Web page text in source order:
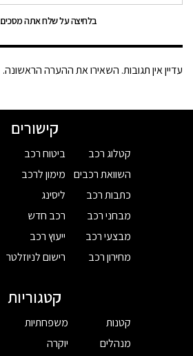
בלחיצה על שלח אתה מסכים
עדיין אין תגובות. השאירו את ההערה הראשונה.
קישורים
קטלוג רכב
השוואת רכבים
כתבות רכב
מבחני רכב
מבצעי רכב
מחירון רכב
ביטוח רכב
מימון לרכב
ליסינג
רכב חדש
ייעוץ רכב
רישום לניוזלטר
קטגוריות
קטנות
מנהלים
משפחתיות
יוקרה